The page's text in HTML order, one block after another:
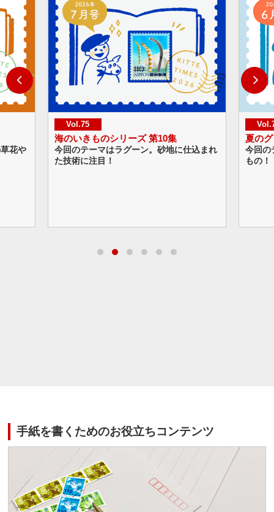
のいきものシリーズ 第10集
回のテーマはラグーン。砂地に仕込まれ
技術に注目！
夏のグリーティング
今回のテーマは夏の
手紙を書くためのお役立ちコンテンツ